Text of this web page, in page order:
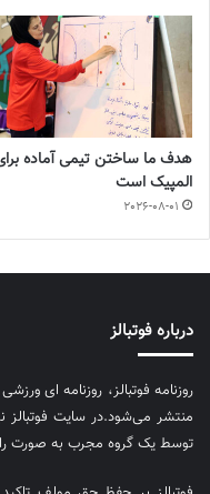
هدف ما ساختن تیمی آماده
المپیک است
2026-08-01
درباره فوتبالز
منتشر می‌شود.در سایت فوتبالز
توسط یک گروه مجرب به صورت